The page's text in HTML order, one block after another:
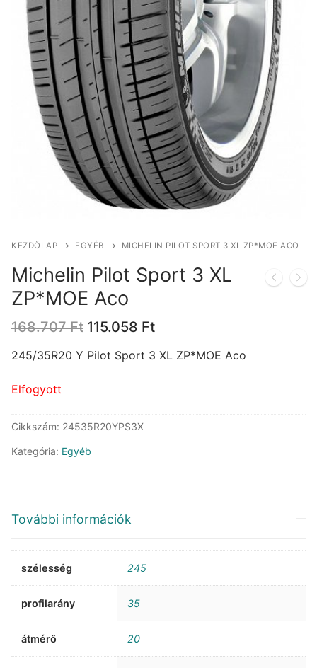
KEZDŐLAP EGYÉB MICHELIN PILOT SPORT 3 XL ZP*MOE ACO
Michelin Pilot Sport 3 XL
ZP*MOE Aco
168.707Ft Original
was:
115.058 FtCurrent
is:
245/35R20 Y Pilot Sport 3 XL ZP*MOE Aco
Elfogyott
Cikkszám: 24535R20YPS3X
Kategória: Egyéb
További információk
szélesség 245
profilarány 35
átmérő 20